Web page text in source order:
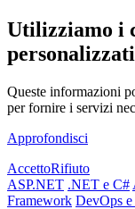
Utilizziamo i
Queste informazioni
per fornire i servizi
Approfondisci
AccettoRifiuto
ASP.NET .NET e C#
Framework DevOps